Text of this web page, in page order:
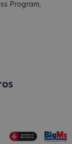
Program,